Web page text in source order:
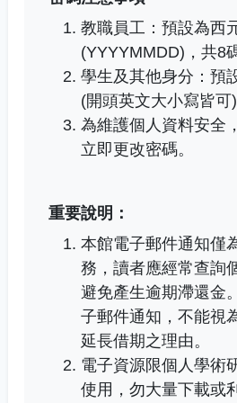
教職員工：預設為西
(YYYYMMDD)，共8
學生及其他身分：預
(開頭英文大小寫皆可)
為維護個人資料安全
立即更改密碼。
重要說明：
本館電子郵件通知僅
務，讀者應經常查詢
避免產生逾期滯還金
子郵件通知，不能視
延長借期之理由。
電子資源限個人學術
使用，勿大量下載或